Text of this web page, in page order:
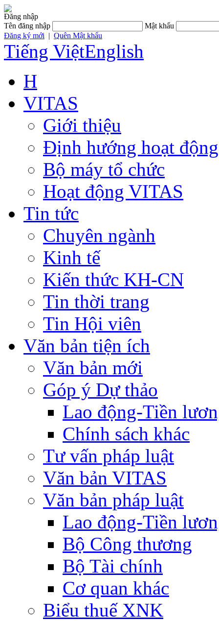
Đăng nhập
Tên đăng nhập
Mật khẩu
Đăng ký mới | Quên Mật khẩu
Tiếng ViệtEnglish
H
VITAS
Giới thiệu
Định hướng hoạt động
Bộ máy tổ chức
Hoạt động VITAS
Tin tức
Chuyên ngành
Kinh tế
Kiến thức KH-CN
Tin thời trang
Tin Hội viên
Văn bản tiện ích
Văn bản mới
Góp ý Dự thảo
Lao động-Tiền
Chính sách khác
Tư vấn pháp luật
Văn bản VITAS
Văn bản pháp luật
Lao động-Tiền
Bộ Công thương
Bộ Tài chính
Cơ quan khác
Biểu thuế XNK